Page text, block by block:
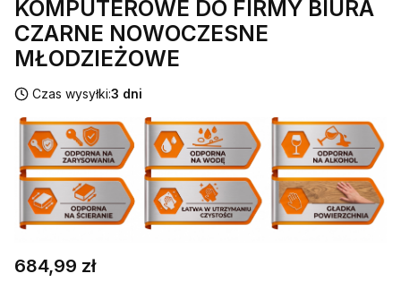
KOMPUTEROWE DO FIRMY BIURA
CZARNE NOWOCZESNE
MŁODZIEŻOWE
Czas wysyłki:3 dni
Cena
684,99 zł